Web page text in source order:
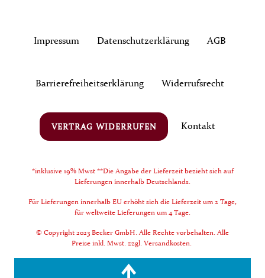
Impressum Daten­schutz­erklärung AGB
Barrierefreiheitserklärung Widerrufs­recht
VERTRAG WIDERRUFEN Kontakt
*inklusive 19% Mwst **Die Angabe der Lieferzeit bezieht sich auf
Lieferungen innerhalb Deutschlands.
Für Lieferungen innerhalb EU erhöht sich die Lieferzeit um 2 Tage,
für weltweite Lieferungen um 4 Tage.
© Copyright 2023 Becker GmbH. Alle Rechte vorbehalten. Alle
Preise inkl. Mwst. zzgl. Versandkosten.